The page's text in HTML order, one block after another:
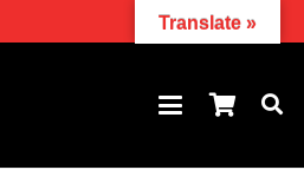
Translate »